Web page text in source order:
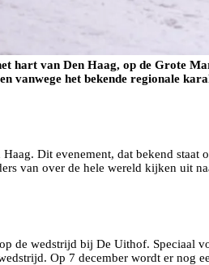
hart van Den Haag, op de Grote
vanwege het bekende regionale
Dit evenement, dat bekend
van over de hele wereld kijken uit
de wedstrijd bij De Uithof.
Op 7 december wordt er